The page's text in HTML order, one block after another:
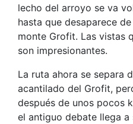
lecho del arroyo se va
hasta que desaparece
monte Grofit. Las vistas
son impresionantes.
La ruta ahora se separa
acantilado del Grofit,
después de unos pocos
el antiguo debate llega